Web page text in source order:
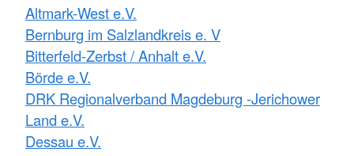
Altmark-West e.V.
Bernburg im Salzlandkreis e. V
Bitterfeld-Zerbst / Anhalt e.V.
Börde e.V.
DRK Regionalverband Magdeburg -Jerichower
Land e.V.
Dessau e.V.